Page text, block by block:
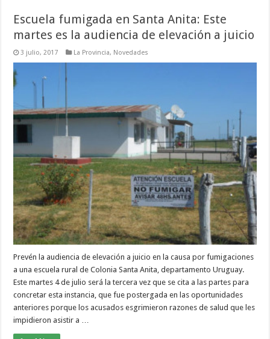
Escuela fumigada en Santa Anita: Este
martes es la audiencia de elevación a juicio
3 julio, 2017 La Provincia, Novedades
Prevén la audiencia de elevación a juicio en la causa por fumigaciones
a una escuela rural de Colonia Santa Anita, departamento Uruguay.
Este martes 4 de julio será la tercera vez que se cita a las partes para
concretar esta instancia, que fue postergada en las oportunidades
anteriores porque los acusados esgrimieron razones de salud que les
impidieron asistir a …